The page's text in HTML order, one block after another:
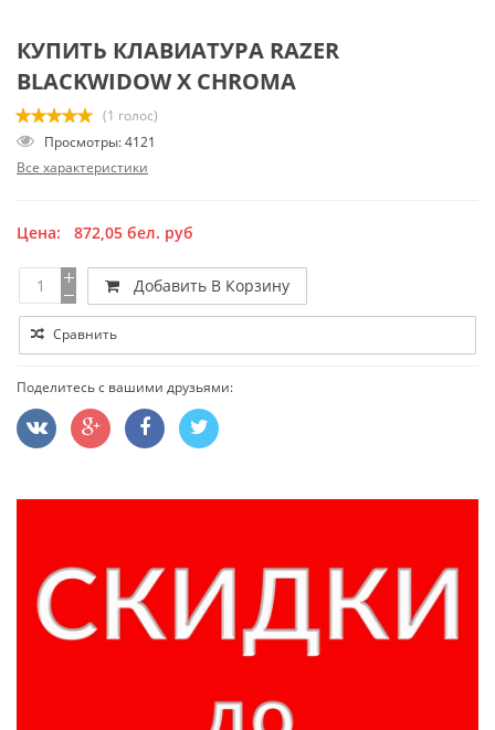
КУПИТЬ КЛАВИАТУРА RAZER
BLACKWIDOW X CHROMA
(1 голос)
Просмотры: 4121
Все характеристики
Цена: 872,05 бел. руб
Добавить В Корзину
Сравнить
Поделитесь с вашими друзьями: